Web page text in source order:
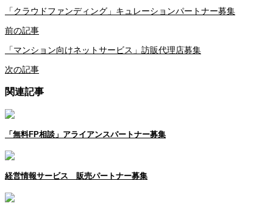
「クラウドファンディング」キュレーションパートナー募集
前の記事
「マンション向けネットサービス」訪販代理店募集
次の記事
関連記事
「無料FP相談」アライアンスパートナー募集
経営情報サービス 販売パートナー募集